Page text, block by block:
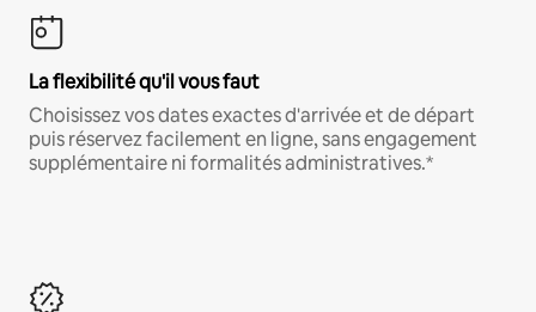
La flexibilité qu'il vous faut
Choisissez vos dates exactes d'arrivée et de départ
puis réservez facilement en ligne, sans engagement
supplémentaire ni formalités administratives.*